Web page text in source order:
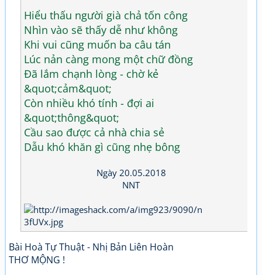
Hiểu thấu người già chả tốn công
Nhìn vào sẽ thấy dễ như không
Khi vui cũng muốn ba câu tán
Lúc nản càng mong một chữ đồng
Đã lắm chạnh lòng - chờ kẻ
&quot;cảm&quot;
Còn nhiều khó tính - đợi ai
&quot;thông&quot;
Cầu sao được cả nhà chia sẻ
Dẫu khó khăn gì cũng nhẹ bông
Ngày 20.05.2018
NNT
Bài Hoà Tự Thuật - Nhị Bản Liên Hoàn
THƠ MỘNG !